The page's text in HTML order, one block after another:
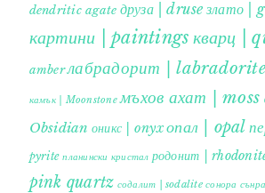
dendritic agate друза | druse злато |
картини | paintings кварц |
amberлабрадорит | labradorite
камък | Moonstone мъхов ахат |
Obsidian оникс | onyxопал | opal
pyrite планински кристал родонит |
pink quartz содалит | sodalite сонора